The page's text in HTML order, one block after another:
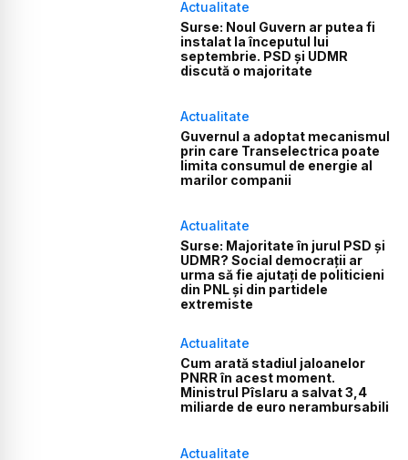
Actualitate
Surse: Noul Guvern ar putea fi
instalat la începutul lui
septembrie. PSD și UDMR
discută o majoritate
Actualitate
Guvernul a adoptat mecanismul
prin care Transelectrica poate
limita consumul de energie al
marilor companii
Actualitate
Surse: Majoritate în jurul PSD și
UDMR? Social democrații ar
urma să fie ajutați de politicieni
din PNL și din partidele
extremiste
Actualitate
Cum arată stadiul jaloanelor
PNRR în acest moment.
Ministrul Pîslaru a salvat 3,4
miliarde de euro nerambursabili
Actualitate